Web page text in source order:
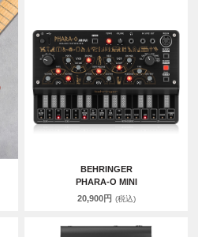
BEHRINGER
PHARA-O MINI
20,900円 (税込)